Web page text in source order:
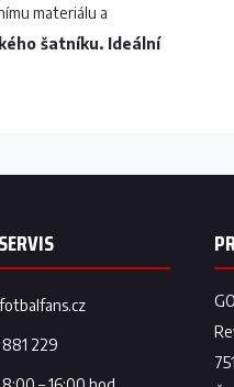
materiálu a
šatníku. Ideální
fotbalfans.cz
229